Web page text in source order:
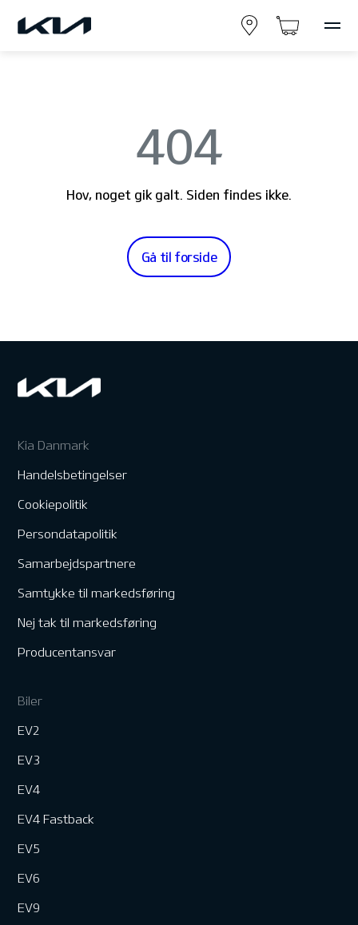
404
Hov, noget gik galt. Siden findes ikke.
Gå til forside
Kia Danmark
Handelsbetingelser
Cookiepolitik
Persondatapolitik
Samarbejdspartnere
Samtykke til markedsføring
Nej tak til markedsføring
Producentansvar
Biler
EV2
EV3
EV4
EV4 Fastback
EV5
EV6
EV9